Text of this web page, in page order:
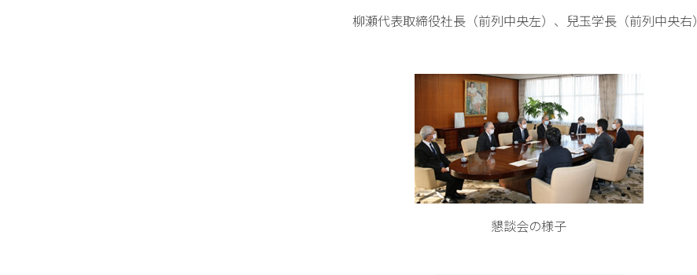
柳瀬代表取締役社長（前列中央左）、兒玉学長（前列中央右）
懇談会の様子